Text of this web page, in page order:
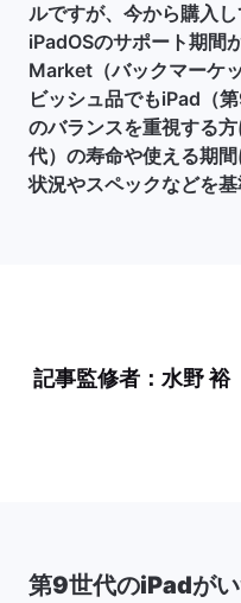
ルですが、今から購入
iPadOSのサポート期間
Market（バックマーケ
ビッシュ品でもiPad（
のバランスを重視する
代）の寿命や使える期
状況やスペックなどを基
記事監修者：水野 裕
第9世代のiPadが